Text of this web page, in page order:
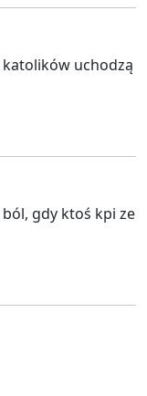
katolików uchodzą
gdy ktoś kpi ze